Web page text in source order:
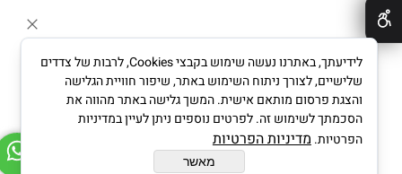
לידיעתך, באתרנו נעשה שימוש בקבצי Cookies, לרבות של צדדים
שלישיים, לצורך ניתוח השימוש באתר, שיפור חוויית הגלישה
והצגת פרסום מותאם אישית. המשך גלישה באתר מהווה את
הסכמתך לשימוש זה. לפרטים נוספים ניתן לעיין במדיניות
הפרטיות.מדיניות הפרטיות
מאשר